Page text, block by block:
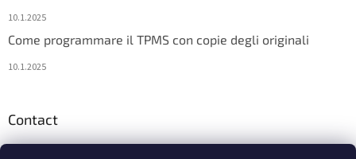
10.1.2025
Come programmare il TPMS con copie degli originali
10.1.2025
Contact